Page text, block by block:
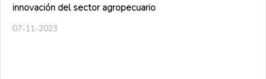
innovación del sector agropecuario
07-11-2023